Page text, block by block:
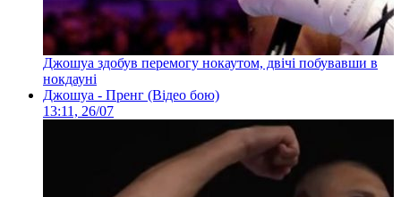
Джошуа здобув перемогу нокаутом, двічі побувавши в
нокдауні
Джошуа - Пренг (Відео бою)
13:11, 26/07